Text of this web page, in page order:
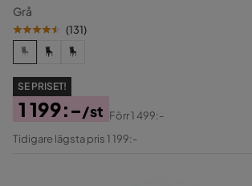
Grå
(131)
SE PRISET!
Pris
1 199:-/st
Original
Förr1 499:-
Tidigare lägsta pris 1 199:-